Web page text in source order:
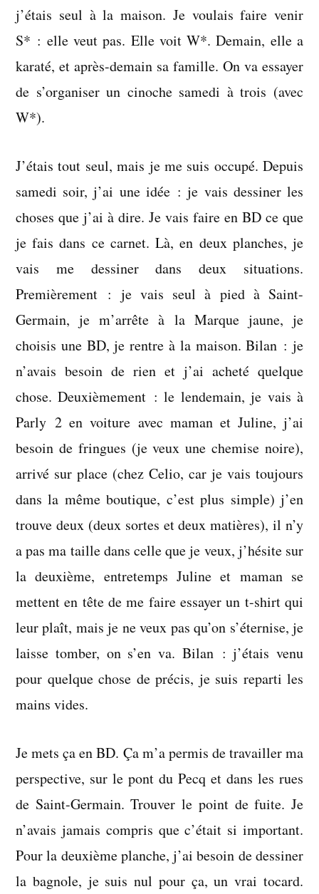
j’étais seul à la maison. Je voulais faire venir
S* : elle veut pas. Elle voit W*. Demain, elle a
karaté, et après-demain sa famille. On va essayer
de s’organiser un cinoche samedi à trois (avec
W*).
J’étais tout seul, mais je me suis occupé. Depuis
samedi soir, j’ai une idée : je vais dessiner les
choses que j’ai à dire. Je vais faire en BD ce que
je fais dans ce carnet. Là, en deux planches, je
vais me dessiner dans deux situations.
Premièrement : je vais seul à pied à Saint-
Germain, je m’arrête à la Marque jaune, je
choisis une BD, je rentre à la maison. Bilan : je
n’avais besoin de rien et j’ai acheté quelque
chose. Deuxièmement : le lendemain, je vais à
Parly 2 en voiture avec maman et Juline, j’ai
besoin de fringues (je veux une chemise noire),
arrivé sur place (chez Celio, car je vais toujours
dans la même boutique, c’est plus simple) j’en
trouve deux (deux sortes et deux matières), il n’y
a pas ma taille dans celle que je veux, j’hésite sur
la deuxième, entretemps Juline et maman se
mettent en tête de me faire essayer un t-shirt qui
leur plaît, mais je ne veux pas qu’on s’éternise, je
laisse tomber, on s’en va. Bilan : j’étais venu
pour quelque chose de précis, je suis reparti les
mains vides.
Je mets ça en BD. Ça m’a permis de travailler ma
perspective, sur le pont du Pecq et dans les rues
de Saint-Germain. Trouver le point de fuite. Je
n’avais jamais compris que c’était si important.
Pour la deuxième planche, j’ai besoin de dessiner
la bagnole, je suis nul pour ça, un vrai tocard.